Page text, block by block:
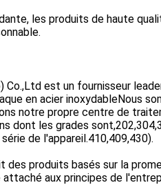
les produits de haute
est un fournisseur
en acier inoxydableNous
notre propre centre de
dont les grades
de l'appareil.410,409,430).
produits basés sur la
aux principes de